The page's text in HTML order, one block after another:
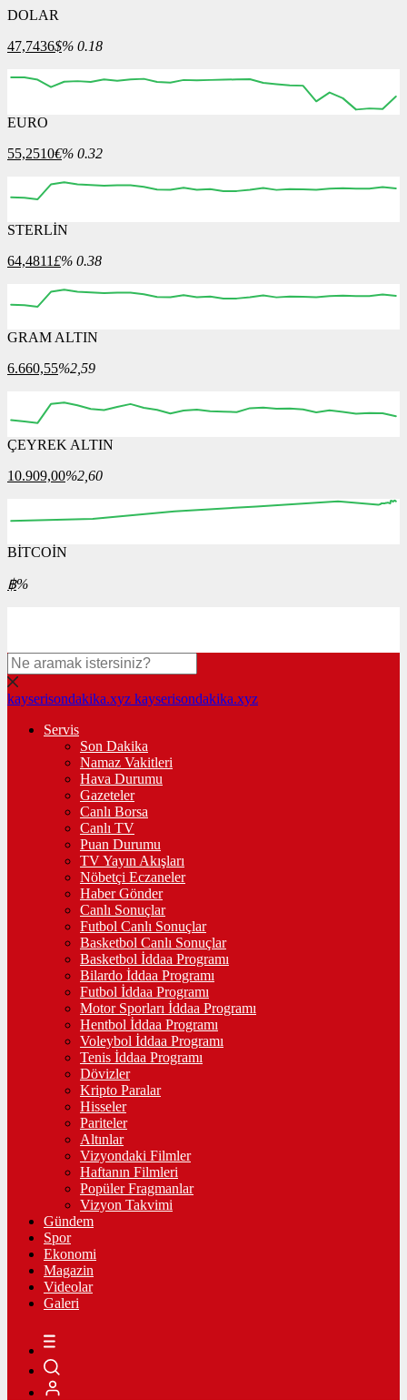
DOLAR
47,7436$% 0.18
12:00
EURO
55,2510€% 0.32
12:00
STERLİN
64,4811£% 0.38
12:00 13:00
GRAM ALTIN
6.660,55%2,59
12:00 13:00
ÇEYREK ALTIN
10.909,00%2,60
00:00
BİTCOİN
฿%
kayserisondakika.xyz kayserisondakika.xyz
Servis
Son Dakika
Namaz Vakitleri
Hava Durumu
Gazeteler
Canlı Borsa
Canlı TV
Puan Durumu
TV Yayın Akışları
Nöbetçi Eczaneler
Haber Gönder
Canlı Sonuçlar
Futbol Canlı Sonuçlar
Basketbol Canlı Sonuçlar
Basketbol İddaa Programı
Bilardo İddaa Programı
Futbol İddaa Programı
Motor Sporları İddaa Programı
Hentbol İddaa Programı
Voleybol İddaa Programı
Tenis İddaa Programı
Dövizler
Kripto Paralar
Hisseler
Pariteler
Altınlar
Vizyondaki Filmler
Haftanın Filmleri
Popüler Fragmanlar
Vizyon Takvimi
Gündem
Spor
Ekonomi
Magazin
Videolar
Galeri